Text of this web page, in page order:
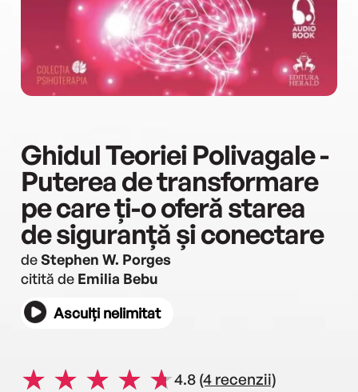
Ghidul Teoriei Polivagale -
Puterea de transformare
pe care ți-o oferă starea
de siguranță și conectare
deStephen W. Porges
citită de Emilia Bebu
Asculți nelimitat
4.8 (4 recenzii)